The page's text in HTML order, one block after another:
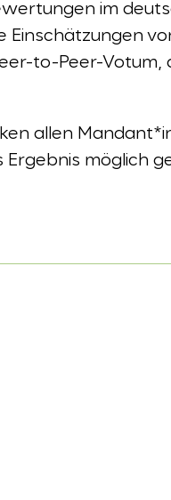
im
Einschätzungen
to-Peer-Votum,
allen
Ergebnis möglich